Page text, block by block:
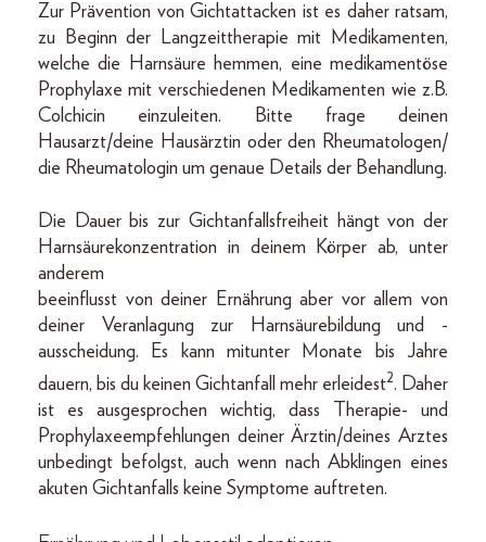
Zur Prävention von Gichtattacken ist es daher ratsam,
zu Beginn der Langzeittherapie mit Medikamenten,
welche die Harnsäure hemmen, eine medikamentöse
Prophylaxe mit verschiedenen Medikamenten wie z.B.
Colchicin einzuleiten. Bitte frage deinen
Hausarzt/deine Hausärztin oder den Rheumatologen/
die Rheumatologin um genaue Details der Behandlung.
Die Dauer bis zur Gichtanfallsfreiheit hängt von der
Harnsäurekonzentration in deinem Körper ab, unter
anderem
beeinflusst von deiner Ernährung aber vor allem von
deiner Veranlagung zur Harnsäurebildung und -
ausscheidung. Es kann mitunter Monate bis Jahre
dauern, bis du keinen Gichtanfall mehr erleidest2. Daher
ist es ausgesprochen wichtig, dass Therapie- und
Prophylaxeempfehlungen deiner Ärztin/deines Arztes
unbedingt befolgst, auch wenn nach Abklingen eines
akuten Gichtanfalls keine Symptome auftreten.